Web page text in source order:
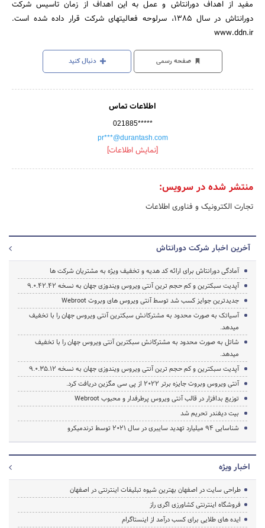
مفید از اهداف دورانتاش و عمل به این اهداف از زمان تاسیس شرکت
دورانتاش در سال 1385، سرلوحه فعالیتهای شرکت قرار داده شده است.
www.ddn.ir
صفحه رسمی دنبال کنید
اطلاعات تماس
021885*****
pr***@durantash.com
[نمایش اطلاعات]
منتشر شده در سرویس:
تجارت الکترونیک و فناوری اطلاعات
آخرین اخبار شرکت دورانتاش
آمادگی دورانتاش برای ارائه کد هدیه و تخفیف ویژه به مشتریان شرکت ها
آپدیت سبکترین و کم حجم ترین آنتی ویروس ویندوزی جهان به نسخه 9.0.42.42
جدیدترین جوایز کسب شد توسط آنتی ویروس های وبروت Webroot
آسیاتک به صورت محدود به مشترکانش سبکترین آنتی ویروس جهان را با تخفیف
میدهد.
شاتل به صورت محدود به مشترکانش سبکترین آنتی ویروس جهان را با تخفیف
میدهد.
آپدیت سبکترین و کم حجم ترین آنتی ویروس ویندوزی جهان به نسخه 9.0.35.12
آنتی ویروس وبروت جایزه برتر 2022 از پی سی مگزین دریافت کرد.
توزیع بدافزار در قالب آنتی ویروس پرطرفدار و محبوب Webroot
بیت دیفندر تحریم شد
شناسایی 94 میلیارد تهدید سایبری در سال 2021 توسط ترندمیکرو
اخبار ویژه
طراحی سایت در اصفهان بهترین شیوه تبلیغات اینترنتی در اصفهان
فروشگاه اینترنتی کشاورزی اگری راز
ایده های طلایی برای کسب درآمد از اینستاگرام